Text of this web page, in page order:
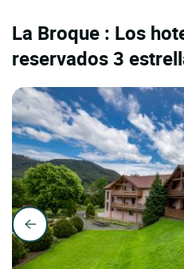
La Broque : Los
reservados 3